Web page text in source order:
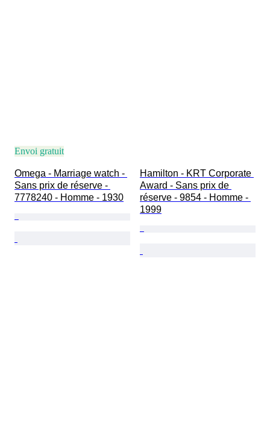
Envoi gratuit
Omega - Marriage watch -
Sans prix de réserve -
7778240 - Homme - 1930
Hamilton - KRT Corporate
Award - Sans prix de
réserve - 9854 - Homme -
1999